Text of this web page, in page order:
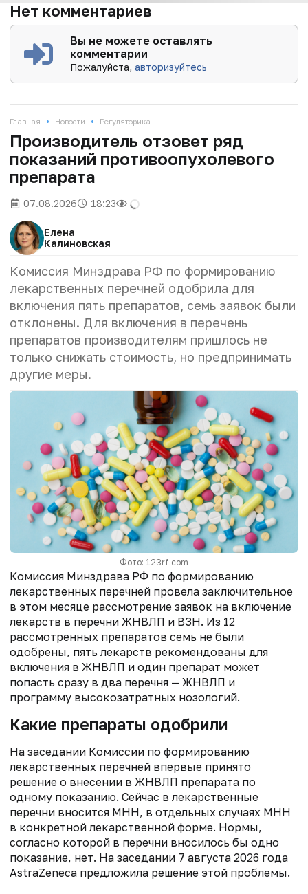
Нет комментариев
Вы не можете оставлять
комментарии
Пожалуйста,авторизуйтесь
Главная • Новости • Регуляторика
Производитель отзовет ряд
показаний противоопухолевого
препарата
07.08.2026 18:23
Елена
Калиновская
Комиссия Минздрава РФ по формированию
лекарственных перечней одобрила для
включения пять препаратов, семь заявок были
отклонены. Для включения в перечень
препаратов производителям пришлось не
только снижать стоимость, но предпринимать
другие меры.
Фото: 123rf.com
Комиссия Минздрава РФ по формированию
лекарственных перечней провела заключительное
в этом месяце рассмотрение заявок на включение
лекарств в перечни ЖНВЛП и ВЗН. Из 12
рассмотренных препаратов семь не были
одобрены, пять лекарств рекомендованы для
включения в ЖНВЛП и один препарат может
попасть сразу в два перечня — ЖНВЛП и
программу высокозатратных нозологий.
Какие препараты одобрили
На заседании Комиссии по формированию
лекарственных перечней впервые принято
решение о внесении в ЖНВЛП препарата по
одному показанию. Сейчас в лекарственные
перечни вносится МНН, в отдельных случаях МНН
в конкретной лекарственной форме. Нормы,
согласно которой в перечни вносилось бы одно
показание, нет. На заседании 7 августа 2026 года
AstraZeneca предложила решение этой проблемы.